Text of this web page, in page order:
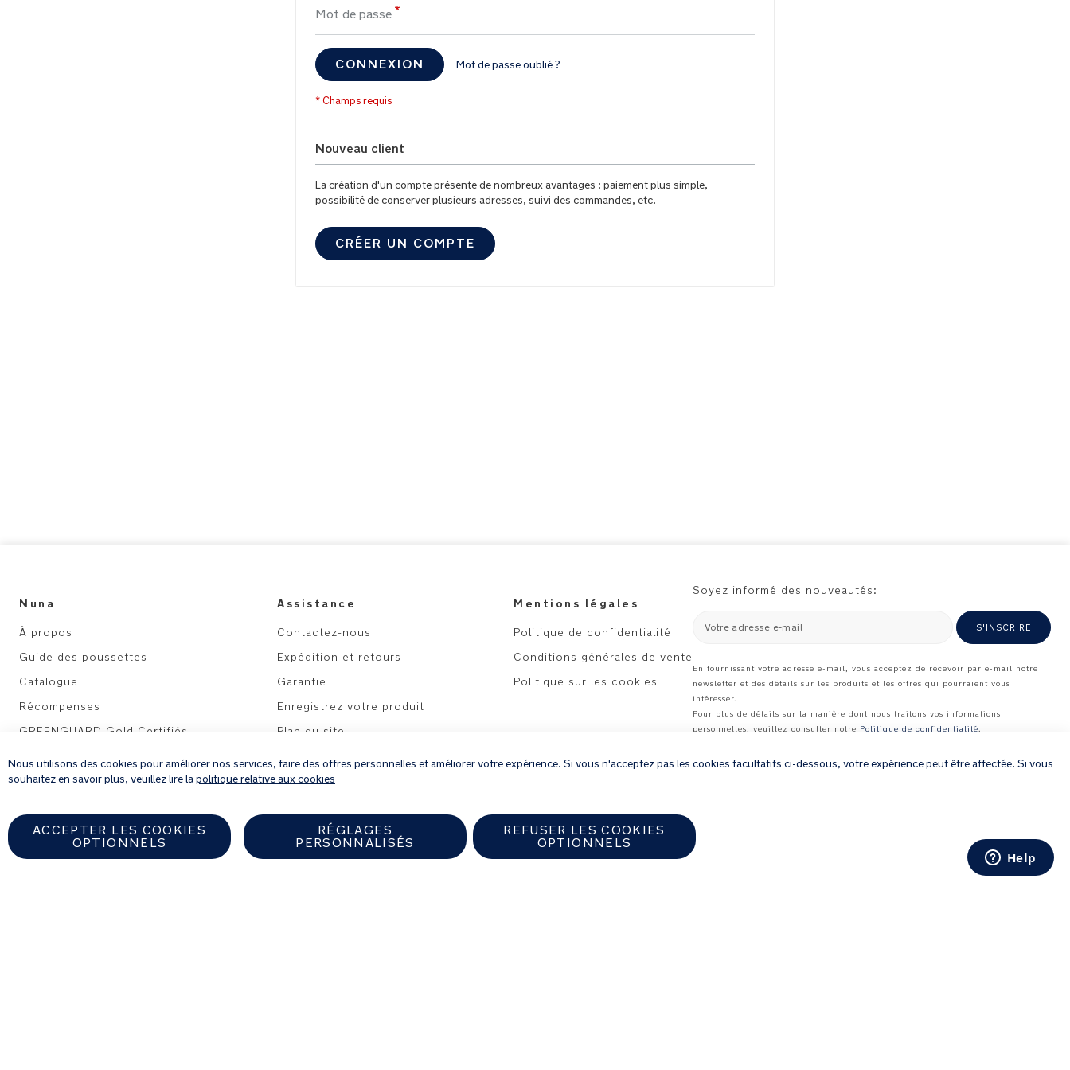
Mot de passe
CONNEXION Mot de passe oublié ?
Nouveau client
La création d'un compte présente de nombreux avantages : paiement plus simple,
possibilité de conserver plusieurs adresses, suivi des commandes, etc.
CRÉER UN COMPTE
Nuna
À propos
Guide des poussettes
Catalogue
Récompenses
GREENGUARD Gold Certifiés
Assistance
Contactez-nous
Expédition et retours
Garantie
Enregistrez votre produit
Plan du site
Mentions légales
Politique de confidentialité
Conditions générales de vente
Politique sur les cookies
Soyez informé des nouveautés:
Votre adresse e-mail S'INSCRIRE
En fournissant votre adresse e-mail, vous acceptez de recevoir par e-mail notre
newsletter et des détails sur les produits et les offres qui pourraient vous
intéresser.
Pour plus de détails sur la manière dont nous traitons vos informations
personnelles, veuillez consulter notre Politique de confidentialité.
Nous utilisons des cookies pour améliorer nos services, faire des offres personnelles et améliorer votre expérience. Si vous n'acceptez pas les cookies facultatifs ci-dessous, votre expérience peut être affectée. Si vous
souhaitez en savoir plus, veuillez lire lapolitique relative aux cookies
ACCEPTER LES COOKIES
OPTIONNELS
RÉGLAGES
PERSONNALISÉS
REFUSER LES COOKIES
OPTIONNELS